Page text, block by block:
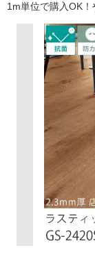
1m単位で購入OK